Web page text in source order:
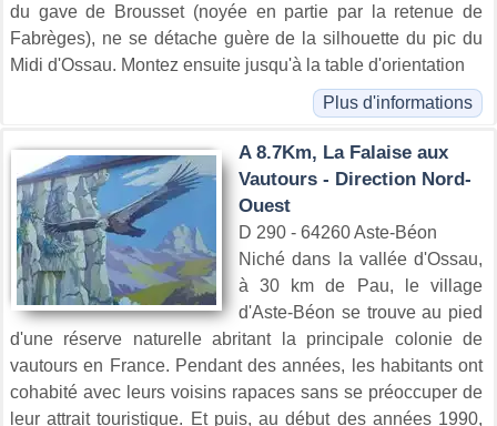
du gave de Brousset (noyée en partie par la retenue de
Fabrèges), ne se détache guère de la silhouette du pic du
Midi d'Ossau. Montez ensuite jusqu'à la table d'orientation
Plus d'informations
A 8.7Km, La Falaise aux
Vautours - Direction Nord-
Ouest
D 290 - 64260 Aste-Béon
Niché dans la vallée d'Ossau,
à 30 km de Pau, le village
d'Aste-Béon se trouve au pied
d'une réserve naturelle abritant la principale colonie de
vautours en France. Pendant des années, les habitants ont
cohabité avec leurs voisins rapaces sans se préoccuper de
leur attrait touristique. Et puis, au début des années 1990,